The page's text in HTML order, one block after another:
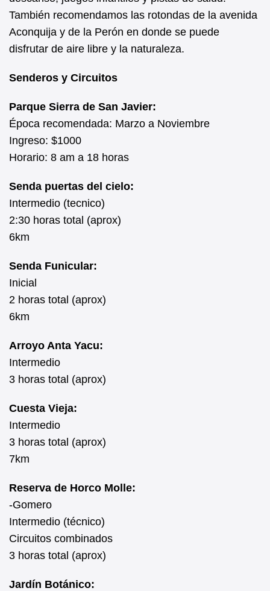
También recomendamos las rotondas de la avenida
Aconquija y de la Perón en donde se puede
disfrutar de aire libre y la naturaleza.
Senderos y Circuitos
Parque Sierra de San Javier:
Época recomendada: Marzo a Noviembre
Ingreso: $1000
Horario: 8 am a 18 horas
Senda puertas del cielo:
Intermedio (tecnico)
2:30 horas total (aprox)
6km
Senda Funicular:
Inicial
2 horas total (aprox)
6km
Arroyo Anta Yacu:
Intermedio
3 horas total (aprox)
Cuesta Vieja:
Intermedio
3 horas total (aprox)
7km
Reserva de Horco Molle:
-Gomero
Intermedio (técnico)
Circuitos combinados
3 horas total (aprox)
Jardín Botánico: